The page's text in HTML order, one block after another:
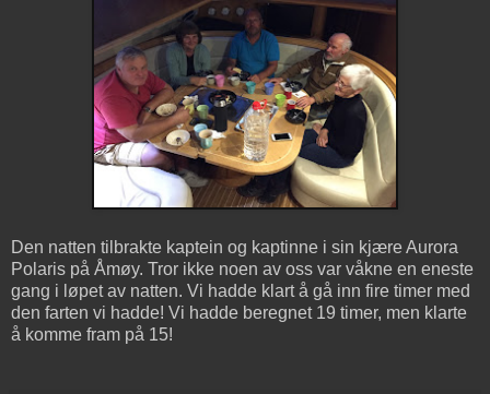
Den natten tilbrakte kaptein og kaptinne i sin kjære Aurora
Polaris på Åmøy. Tror ikke noen av oss var våkne en eneste
gang i løpet av natten. Vi hadde klart å gå inn fire timer med
den farten vi hadde! Vi hadde beregnet 19 timer, men klarte
å komme fram på 15!